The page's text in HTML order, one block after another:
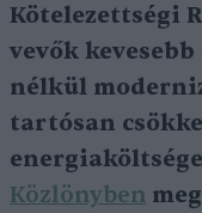
Kötelezettségi
vevők
nélkül
tartósan
Közlönyben